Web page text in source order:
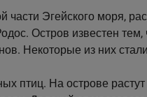
части Эгейского моря,
Остров известен тем,
Некоторые из них
птиц. На острове